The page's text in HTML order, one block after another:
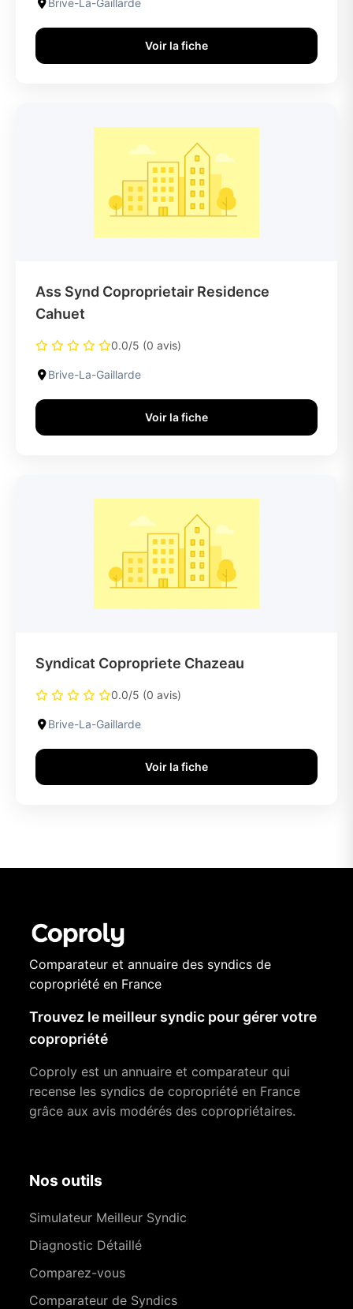
Brive-La-Gaillarde
Voir la fiche
Ass Synd Coproprietair Residence
Cahuet
0.0/5 (0 avis)
Brive-La-Gaillarde
Voir la fiche
Syndicat Copropriete Chazeau
0.0/5 (0 avis)
Brive-La-Gaillarde
Voir la fiche
Comparateur et annuaire des syndics de
copropriété en France
Trouvez le meilleur syndic pour gérer votre
copropriété
Coproly est un annuaire et comparateur qui
recense les syndics de copropriété en France
grâce aux avis modérés des copropriétaires.
Nos outils
Simulateur Meilleur Syndic
Diagnostic Détaillé
Comparez-vous
Comparateur de Syndics